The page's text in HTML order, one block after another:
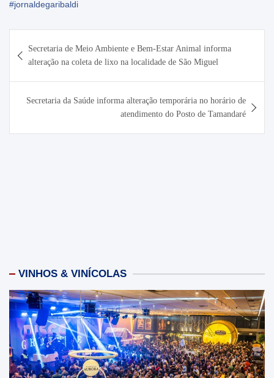
#jornaldegaribaldi
de
Post
Secretaria de Meio Ambiente e Bem-Estar Animal informa
alteração na coleta de lixo na localidade de São Miguel
Secretaria da Saúde informa alteração temporária no horário de
atendimento do Posto de Tamandaré
VINHOS & VINÍCOLAS